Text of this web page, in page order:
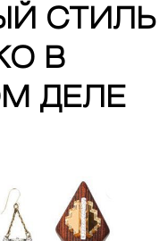
СТИЛЬ
В
ДЕЛЕ